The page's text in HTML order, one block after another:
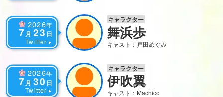
2026年
7月 23 日
Twitter
キャラクター
舞浜歩
キャスト：戸田めぐみ
2026年
7月 30 日
Twitter
キャラクター
伊吹翼
キャスト：Machico